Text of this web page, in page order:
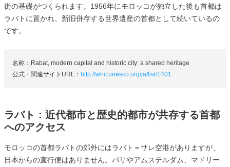
街の基礎がつくられます。1956年にモロッコが独立した後も首都は
ラバトに置かれ、新旧併存する世界遺産の首都として続いているの
です。
名称：Rabat, modern capital and historic city: a shared heritage
公式・関連サイトURL： http://whc.unesco.org/ja/list/1401
ラバト：近代都市と歴史的都市が共存する首都
へのアクセス
モロッコの首都ラバトの郊外にはラバト＝サレ空港がありますが、
日本からの直行便はありません。パリやアムステルダム、マドリー